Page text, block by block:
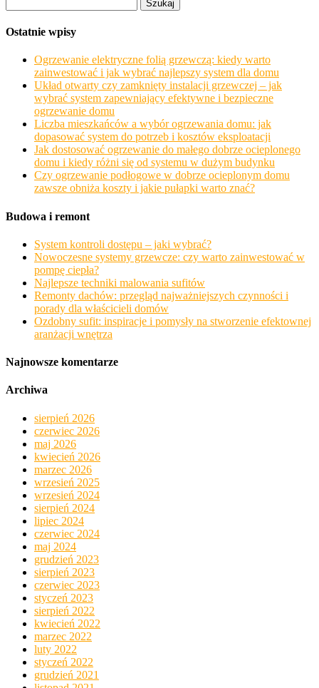
Ostatnie wpisy
Ogrzewanie elektryczne folią grzewczą: kiedy warto
zainwestować i jak wybrać najlepszy system dla domu
Układ otwarty czy zamknięty instalacji grzewczej – jak
wybrać system zapewniający efektywne i bezpieczne
ogrzewanie domu
Liczba mieszkańców a wybór ogrzewania domu: jak
dopasować system do potrzeb i kosztów eksploatacji
Jak dostosować ogrzewanie do małego dobrze ocieplonego
domu i kiedy różni się od systemu w dużym budynku
Czy ogrzewanie podłogowe w dobrze ocieplonym domu
zawsze obniża koszty i jakie pułapki warto znać?
Budowa i remont
System kontroli dostępu – jaki wybrać?
Nowoczesne systemy grzewcze: czy warto zainwestować w
pompę ciepła?
Najlepsze techniki malowania sufitów
Remonty dachów: przegląd najważniejszych czynności i
porady dla właścicieli domów
Ozdobny sufit: inspiracje i pomysły na stworzenie efektownej
aranżacji wnętrza
Najnowsze komentarze
Archiwa
sierpień 2026
czerwiec 2026
maj 2026
kwiecień 2026
marzec 2026
wrzesień 2025
wrzesień 2024
sierpień 2024
lipiec 2024
czerwiec 2024
maj 2024
grudzień 2023
sierpień 2023
czerwiec 2023
styczeń 2023
sierpień 2022
kwiecień 2022
marzec 2022
luty 2022
styczeń 2022
grudzień 2021